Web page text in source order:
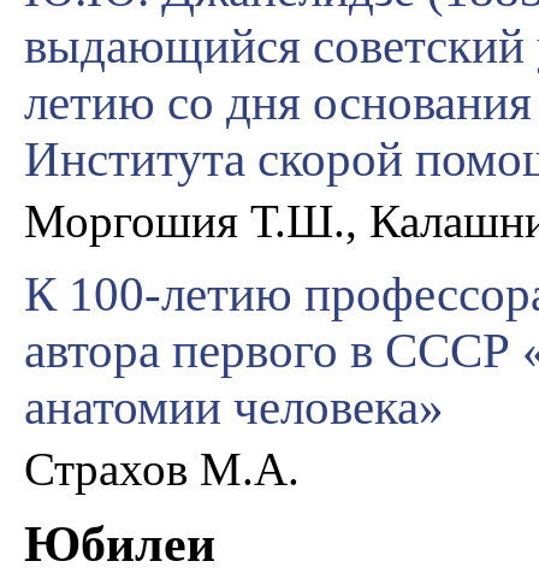
выдающийся
летию со дня
Института скорой
Моргошия Т.Ш.,
К 100-летию
автора первого в СССР
анатомии человека»
Страхов М.А.
Юбилеи